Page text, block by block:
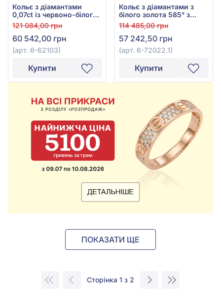
Кольє з діамантами
0,07ct із червоно-білого
золота 585°, арт. 6-62103
121 084,00 грн
60 542,00 грн
(арт. 6-62103)
Купити
Кольє з діамантами з
білого золота 585° з
синім діамантом 0,08ct,
синім сапфіром гідро.
0,23ct та прозорим
діамантом 0,27ct, арт. 6-
72022.1
114 485,00 грн
57 242,50 грн
(арт. 6-72022.1)
Купити
ПОКАЗАТИ ЩЕ
Сторінка 1 з 2